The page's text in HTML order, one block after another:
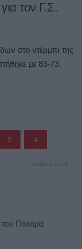
τον Γ.Σ.
στο ντέρμπι της
με 83-73.
3 4
Σελίδα 1 από 5
του Παλαμά